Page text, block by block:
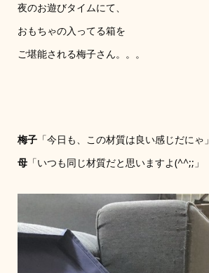
夜のお遊びタイムにて、
おもちゃの入ってる箱を
ご堪能される梅子さん。。。
梅子「今日も、この材質は良い感じだにゃ」
母「いつも同じ材質だと思いますよ(^^;;」